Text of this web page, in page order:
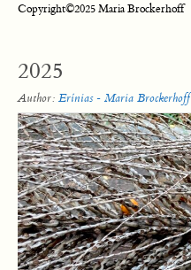
Copyright©2025 Maria Brockerhoff
2025
Author: Erínias - Maria Brockerhoff